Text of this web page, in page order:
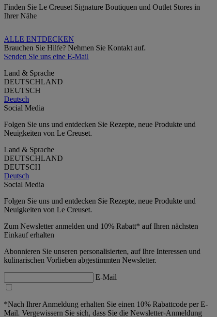
Finden Sie Le Creuset Signature Boutiquen und Outlet Stores in
Ihrer Nähe
ALLE ENTDECKEN
Brauchen Sie Hilfe? Nehmen Sie Kontakt auf.
Senden Sie uns eine E-Mail
Land & Sprache
DEUTSCHLAND
DEUTSCH
Deutsch
Social Media
Folgen Sie uns und entdecken Sie Rezepte, neue Produkte und
Neuigkeiten von Le Creuset.
Land & Sprache
DEUTSCHLAND
DEUTSCH
Deutsch
Social Media
Folgen Sie uns und entdecken Sie Rezepte, neue Produkte und
Neuigkeiten von Le Creuset.
Zum Newsletter anmelden und 10% Rabatt* auf Ihren nächsten
Einkauf erhalten
Abonnieren Sie unseren personalisierten, auf Ihre Interessen und
kulinarischen Vorlieben abgestimmten Newsletter.
E-Mail
*Nach Ihrer Anmeldung erhalten Sie einen 10% Rabattcode per E-
Mail. Vergewissern Sie sich, dass Sie die Newsletter-Anmeldung